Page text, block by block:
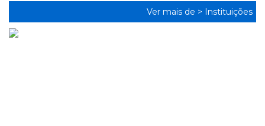
Ver mais de > Instituições